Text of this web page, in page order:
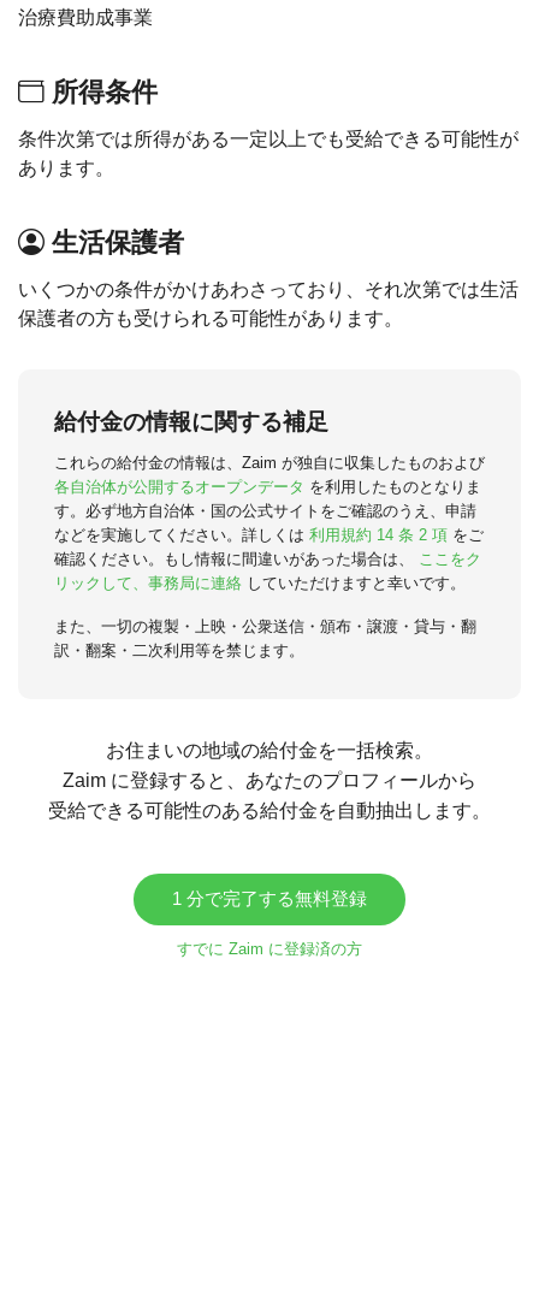
治療費助成事業
所得条件
条件次第では所得がある一定以上でも受給できる可能性が
あります。
生活保護者
いくつかの条件がかけあわさっており、それ次第では生活
保護者の方も受けられる可能性があります。
給付金の情報に関する補足
これらの給付金の情報は、Zaim が独自に収集したものおよび
各自治体が公開するオープンデータ を利用したものとなりま
す。必ず地方自治体・国の公式サイトをご確認のうえ、申請
などを実施してください。詳しくは 利用規約 14 条 2 項 をご
確認ください。もし情報に間違いがあった場合は、
ここをク
リックして、事務局に連絡 していただけますと幸いです。
また、一切の複製・上映・公衆送信・頒布・譲渡・貸与・翻
訳・翻案・二次利用等を禁じます。
お住まいの地域の給付金を一括検索。
Zaim に登録すると、あなたのプロフィールから
受給できる可能性のある給付金を自動抽出します。
1 分で完了する無料登録
すでに Zaim に登録済の方